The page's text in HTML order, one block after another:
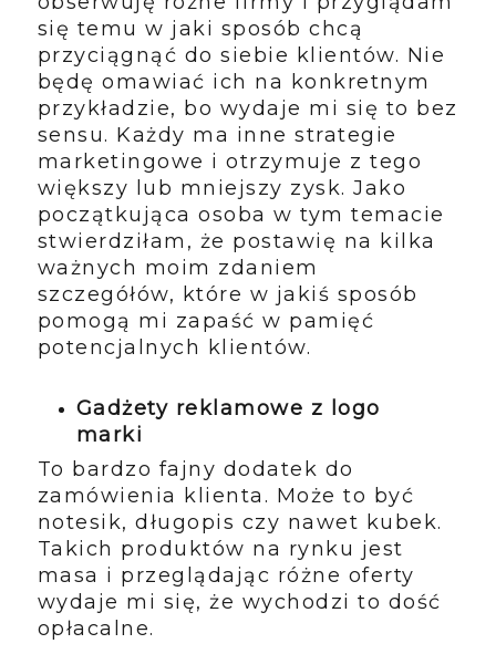
się temu w jaki sposób chcą
przyciągnąć do siebie klientów. Nie
będę omawiać ich na konkretnym
przykładzie, bo wydaje mi się to bez
sensu. Każdy ma inne strategie
marketingowe i otrzymuje z tego
większy lub mniejszy zysk. Jako
początkująca osoba w tym temacie
stwierdziłam, że postawię na kilka
ważnych moim zdaniem
szczegółów, które w jakiś sposób
pomogą mi zapaść w pamięć
potencjalnych klientów.
Gadżety reklamowe z logo
marki
To bardzo fajny dodatek do
zamówienia klienta. Może to być
notesik, długopis czy nawet kubek.
Takich produktów na rynku jest
masa i przeglądając różne oferty
wydaje mi się, że wychodzi to dość
opłacalne.